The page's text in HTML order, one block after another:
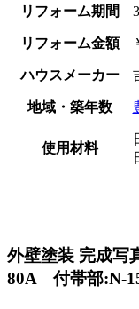
リフォーム期間
リフォーム金額
ハウスメーカー
地域・築年数
使用材料
外壁塗装 完成
80A 付帯部:N-